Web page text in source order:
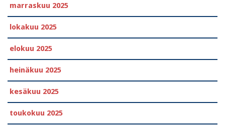
marraskuu 2025
lokakuu 2025
elokuu 2025
heinäkuu 2025
kesäkuu 2025
toukokuu 2025